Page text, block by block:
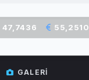
47,7436 55,2510
GALERI